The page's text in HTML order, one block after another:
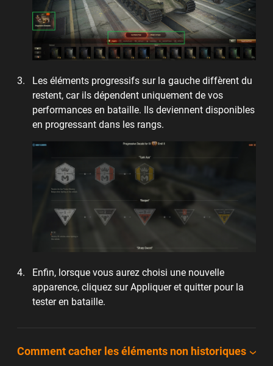
Les éléments progressifs sur la gauche diffèrent du
restent, car ils dépendent uniquement de vos
performances en bataille. Ils deviennent disponibles
en progressant dans les rangs.
Enfin, lorsque vous aurez choisi une nouvelle
apparence, cliquez sur Appliquer et quitter pour la
tester en bataille.
Comment cacher les éléments non historiques